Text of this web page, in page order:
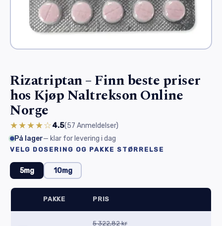
Rizatriptan – Finn beste priser
hos Kjøp Naltrekson Online
Norge
★★★★☆4.5(57 Anmeldelser)
På lager— klar for levering i dag
VELG DOSERING OG PAKKE STØRRELSE
5mg 10mg
PAKKE PRIS
5 322,82 kr